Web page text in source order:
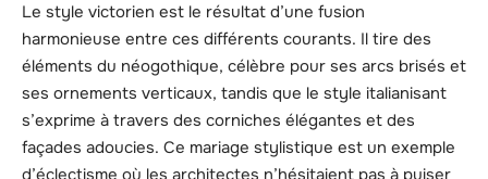
Le style victorien est le résultat d’une fusion
harmonieuse entre ces différents courants. Il tire des
éléments du néogothique, célèbre pour ses arcs brisés et
ses ornements verticaux, tandis que le style italianisant
s’exprime à travers des corniches élégantes et des
façades adoucies. Ce mariage stylistique est un exemple